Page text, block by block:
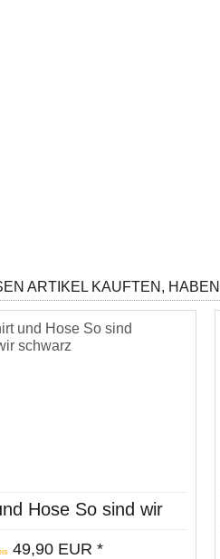
ARTIKEL KAUFTEN,
Hose So sind wir
schwarz
49,90 EUR *